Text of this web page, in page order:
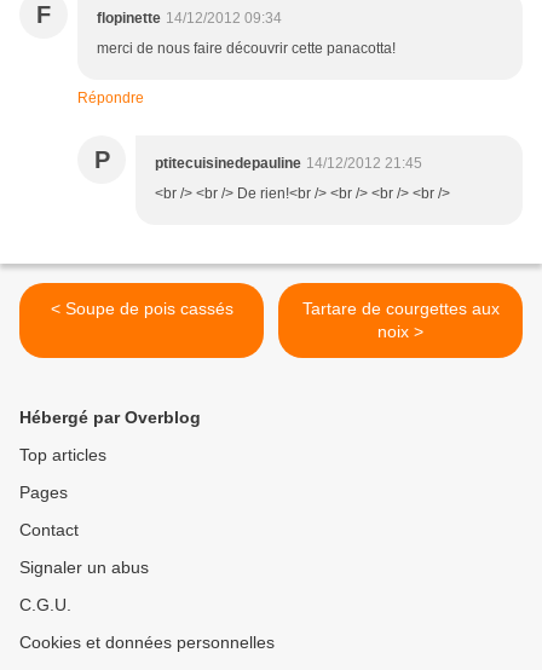
F flopinette 14/12/2012 09:34
merci de nous faire découvrir cette panacotta!
Répondre
P ptitecuisinedepauline 14/12/2012 21:45
<br /> <br /> De rien!<br /> <br /> <br /> <br />
< Soupe de pois cassés
Tartare de courgettes aux
noix >
Hébergé par Overblog
Top articles
Pages
Contact
Signaler un abus
C.G.U.
Cookies et données personnelles